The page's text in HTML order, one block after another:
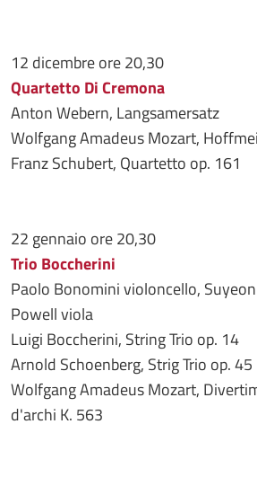
12 dicembre ore 20,30
Quartetto Di Cremona
Anton Webern, Langsamersatz
Wolfgang Amadeus Mozart,
Franz Schubert, Quartetto op. 161
22 gennaio ore 20,30
Trio Boccherini
Paolo Bonomini violoncello,
Powell viola
Luigi Boccherini, String Trio op. 14
Arnold Schoenberg, Strig Trio op. 45
Wolfgang Amadeus Mozart,
d'archi K. 563